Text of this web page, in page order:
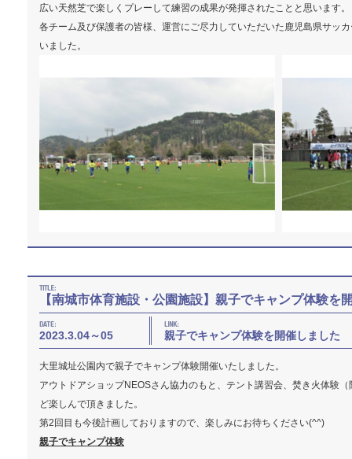
広い天然芝で楽しくプレーして練習の成果が発揮されたことと思います。
各チーム及び保護者の皆様、運営にご尽力していただいた鹿児島県サッ
いました。
【南城市体育施設・公園施設】親子でキャンプ体験を
2023.3.04～05 親子でキャンプ体験を開催しました
大里城址公園内で親子でキャンプ体験開催いたしました。
アウトドアショップNEOSさん協力のもと、テント講習会、焚き火体験
ど楽しんで頂きました。
第2回目も今後計画しておりますので、楽しみにお待ちください(^^)
親子でキャンプ体験